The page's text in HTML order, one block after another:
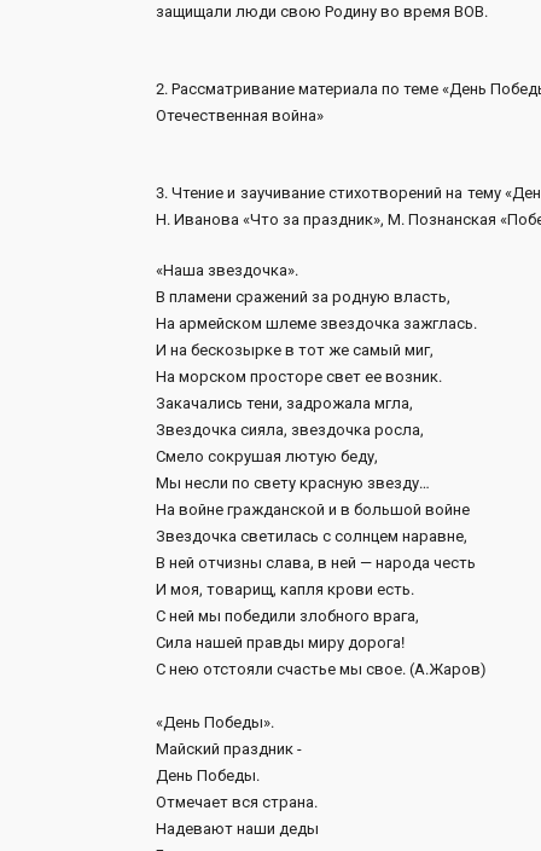
защищали люди свою Родину во время ВОВ.
2. Рассматривание материала по теме «День
Отечественная война»
3. Чтение и заучивание стихотворений на тему
Н. Иванова «Что за праздник», М. Познанская
«Наша звездочка».
В пламени сражений за родную власть,
На армейском шлеме звездочка зажглась.
И на бескозырке в тот же самый миг,
На морском просторе свет ее возник.
Закачались тени, задрожала мгла,
Звездочка сияла, звездочка росла,
Смело сокрушая лютую беду,
Мы несли по свету красную звезду…
На войне гражданской и в большой войне
Звездочка светилась с солнцем наравне,
В ней отчизны слава, в ней — народа честь
И моя, товарищ, капля крови есть.
С ней мы победили злобного врага,
Сила нашей правды миру дорога!
С нею отстояли счастье мы свое. (А.Жаров)
«День Победы».
Майский праздник -
День Победы.
Отмечает вся страна.
Надевают наши деды